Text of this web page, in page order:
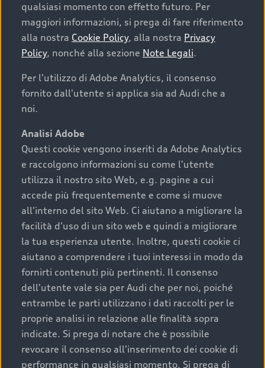
Cosa sapere prima di
acquistare la tua prossima
auto
I requisiti fondamentali da considerare prima di
acquistare un’auto usata, oltre al prezzo e all'aspetto,
chilometraggio: un valore contenuto corrisponde a
uno stato migliore del veicolo e a una maggiore
durata nel tempo;
cronologia dei tagliandi: una documentazione
completa della vettura certifica una manutenzione
costante e accurata;
condizioni della carrozzeria e degli interni: una
buona conservazione evidenzia cura e attenzione del
precedente proprietario;
efficienza meccanica: motore, trasmissione e
componenti principali in ottimo stato garantiscono
prestazioni affidabili e sicure.
Acquistare un’auto usata in una Concessionaria ufficiale
qualsiasi momento con effetto futuro. Per
maggiori informazioni, si prega di fare riferimento
alla nostra Cookie Policy, alla nostra Privacy
Policy, nonché alla sezione Note Legali.
Per l'utilizzo di Adobe Analytics, il consenso
fornito dall'utente si applica sia ad Audi che a
noi.
Analisi Adobe
Questi cookie vengono inseriti da Adobe Analytics
e raccolgono informazioni su come l'utente
utilizza il nostro sito Web, e.g. pagine a cui
accede più frequentemente e come si muove
all'interno del sito Web. Ci aiutano a migliorare la
facilità d'uso di un sito web e quindi a migliorare
la tua esperienza utente. Inoltre, questi cookie ci
aiutano a comprendere i tuoi interessi in modo da
fornirti contenuti più pertinenti. Il consenso
dell'utente vale sia per Audi che per noi, poiché
entrambe le parti utilizzano i dati raccolti per le
proprie analisi in relazione alle finalità sopra
indicate. Si prega di notare che è possibile
revocare il consenso all'inserimento dei cookie di
performance in qualsiasi momento. Si prega di